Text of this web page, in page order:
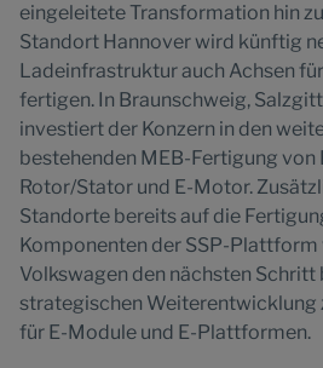
eingeleitete Transformation hin
Standort Hannover wird künftig
Ladeinfrastruktur auch Achsen
fertigen. In Braunschweig,
investiert der Konzern in den
bestehenden MEB-Fertigung
Rotor/Stator und E-Motor.
Standorte bereits auf die
Komponenten der SSP-
Volkswagen den nächsten Schritt
strategischen Weiterentwicklung
für E-Module und E-Plattformen.